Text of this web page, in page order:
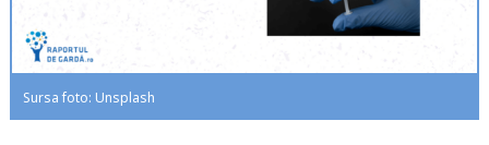
Sursa foto: Unsplash